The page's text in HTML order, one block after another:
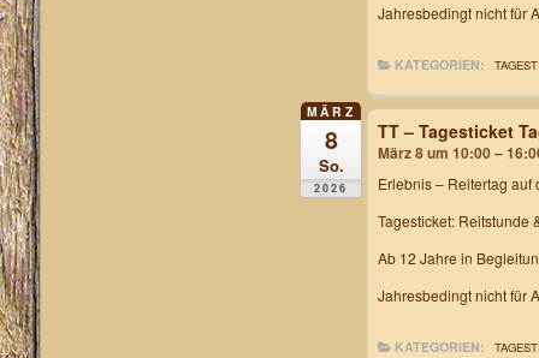
Jahresbedingt nicht für
KATEGORIEN:
MÄRZ
8
So.
2026
TT – Tagesticket
März 8 um 10:00 –
Erlebnis – Reitertag auf
Tagesticket: Reitstunde
Ab 12 Jahre in
Jahresbedingt nicht für
KATEGORIEN: